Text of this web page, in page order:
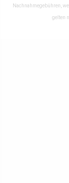
Nachnahmegebühren,
gelten